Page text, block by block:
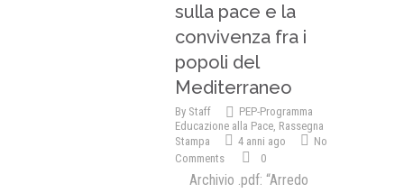
sulla pace e la
convivenza fra i
popoli del
Mediterraneo
By Staff
PEP-Programma
Educazione alla Pace, Rassegna
Stampa
4 anni ago
No
Comments
0
Archivio .pdf: “Arredo